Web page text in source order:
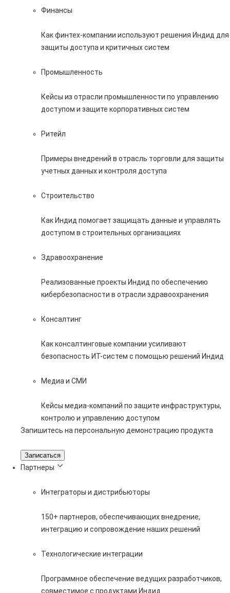
Финансы
Как финтех-компании используют решения Индид для
защиты доступа и критичных систем
Промышленность
Кейсы из отрасли промышленности по управлению
доступом и защите корпоративных систем
Ритейл
Примеры внедрений в отрасль торговли для защиты
учетных данных и контроля доступа
Строительство
Как Индид помогает защищать данные и управлять
доступом в строительных организациях
Здравоохранение
Реализованные проекты Индид по обеспечению
кибербезопасности в отрасли здравоохранения
Консалтинг
Как консалтинговые компании усиливают
безопасность ИТ-систем с помощью решений Индид
Медиа и СМИ
Кейсы медиа-компаний по защите инфраструктуры,
контролю и управлению доступом
Запишитесь на персональную демонстрацию продукта
Записаться
Партнеры
Интеграторы и дистрибьюторы
150+ партнеров, обеспечивающих внедрение,
интеграцию и сопровождение наших решений
Технологические интеграции
Программное обеспечение ведущих разработчиков,
совместимое с продуктами Индид